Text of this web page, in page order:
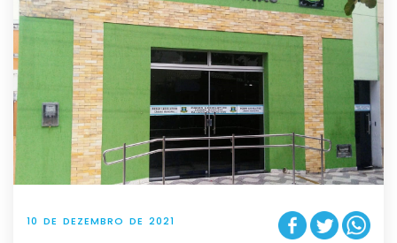
10 DE DEZEMBRO DE 2021